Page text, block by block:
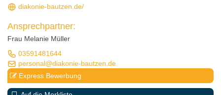
diakonie-bautzen.de/
Ansprechpartner:
Frau Melanie Müller
03591481644
personal@diakonie-bautzen.de
Express Bewerbung